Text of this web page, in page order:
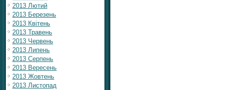
2013 Лютий
2013 Березень
2013 Квітень
2013 Травень
2013 Червень
2013 Липень
2013 Серпень
2013 Вересень
2013 Жовтень
2013 Листопад